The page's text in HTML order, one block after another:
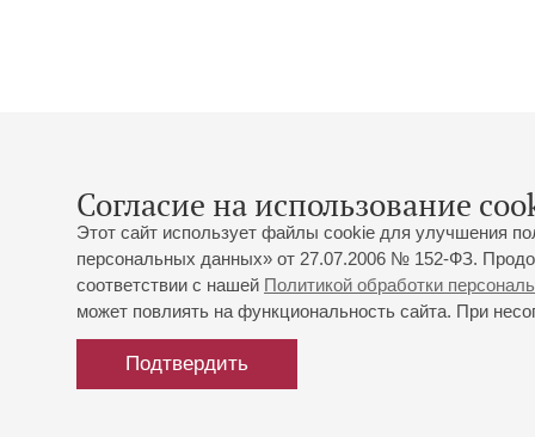
Согласие на использование
Этот сайт использует файлы cookie для улучшения
персональных данных» от 27.07.2006 № 152-ФЗ.
соответствии с нашей Политикой обработки
может повлиять на функциональность сайта. При
Подтвердить